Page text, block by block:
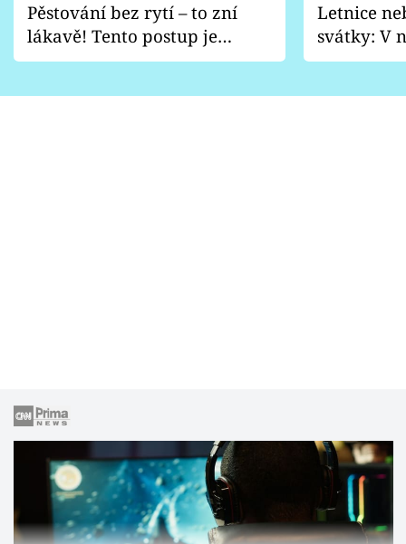
Pěstování bez rytí – to zní
lákavě! Tento postup je
vhodný jen pro některé
Letnice
svátky: V
pondělí